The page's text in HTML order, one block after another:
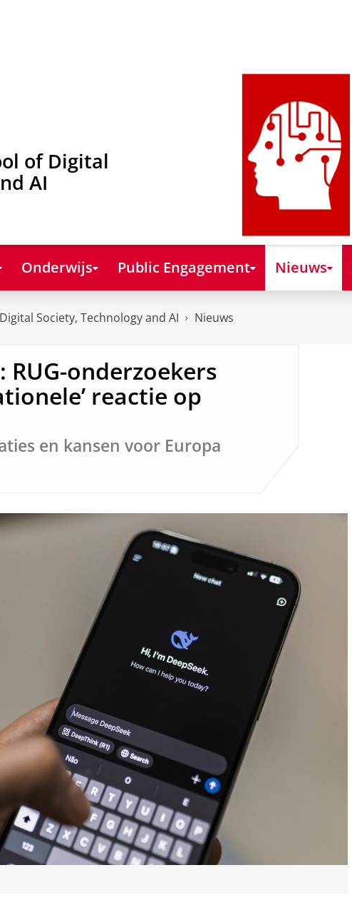
of Digital
AI
Onderwijs Public Engagement Nieuws
Society, Technology and AI Nieuws
RUG-onderzoekers
reactie op
en kansen voor Europa